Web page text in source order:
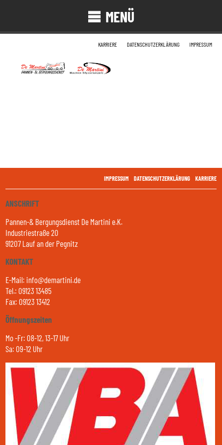
MENÜ
KARRIERE DATENSCHUTZERKLÄRUNG IMPRESSUM
KARRIERE
DATENSCHUTZERKLÄRUNG
IMPRESSUM
ANSCHRIFT
Pannen-& Bergungsdienst De Martini e.K.
Industriestraße 20
91207 Lauf an der Pegnitz
KONTAKT
E-Mail: info@demartini.de
Tel.: 09123 13485
Fax: 09123 13412
Öffnungszeiten
Mo -Fr: 08-12, 13-17 Uhr
Sa: 09-12 Uhr